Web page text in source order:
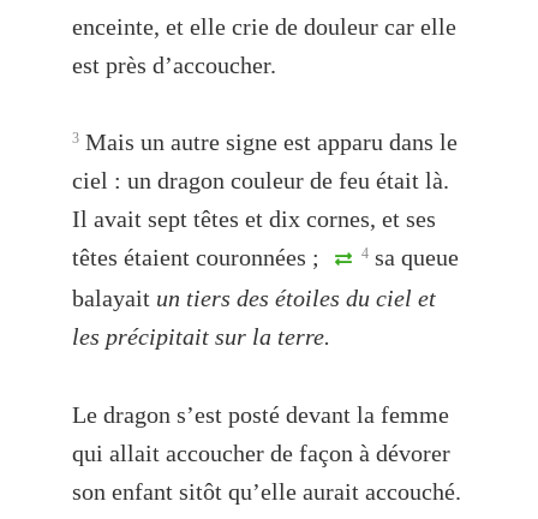
enceinte, et elle crie de douleur car elle
est près d’accoucher.
3 Mais un autre signe est apparu dans le
ciel : un dragon couleur de feu était là.
Il avait sept têtes et dix cornes, et ses
têtes étaient couronnées ;
4 sa queue
balayait un tiers des étoiles du ciel et
les précipitait sur la terre.
Le dragon s’est posté devant la femme
qui allait accoucher de façon à dévorer
son enfant sitôt qu’elle aurait accouché.